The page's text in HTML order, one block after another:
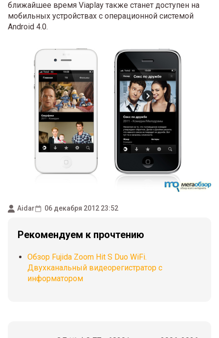
ближайшее время Viaplay также станет доступен на
мобильных устройствах с операционной системой
Android 4.0.
Aidar 06 декабря 2012 23:52
Рекомендуем к прочтению
Обзор Fujida Zoom Hit S Duo WiFi.
Двухканальный видеорегистратор с
информатором